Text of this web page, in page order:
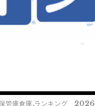
管庫倉庫,ランキング 2026